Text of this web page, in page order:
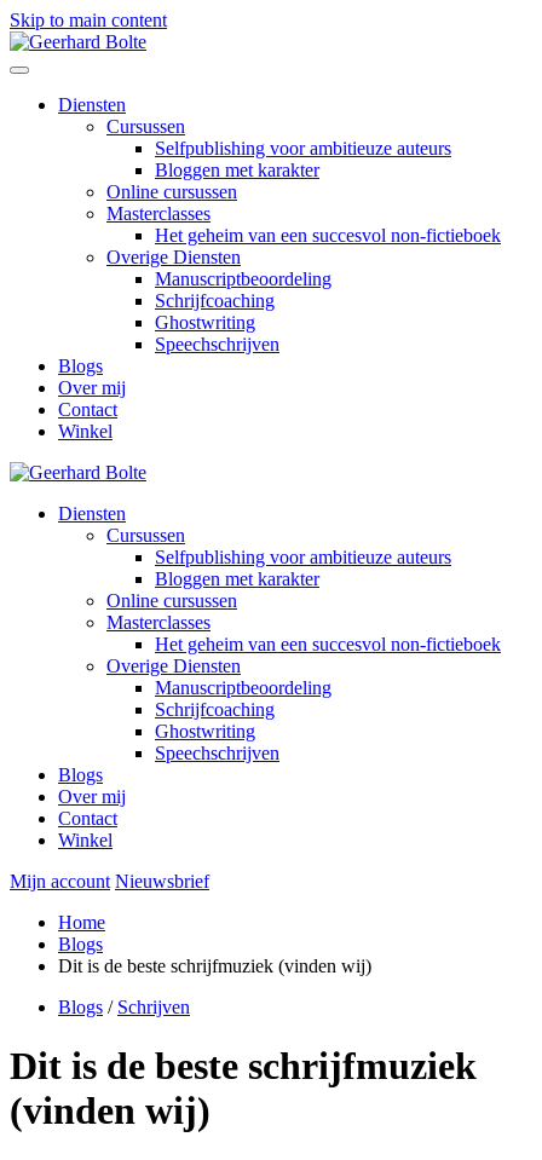
Skip to main content
Diensten
Cursussen
Selfpublishing voor ambitieuze auteurs
Bloggen met karakter
Online cursussen
Masterclasses
Het geheim van een succesvol non-fictieboek
Overige Diensten
Manuscriptbeoordeling
Schrijfcoaching
Ghostwriting
Speechschrijven
Blogs
Over mij
Contact
Winkel
Diensten
Cursussen
Selfpublishing voor ambitieuze auteurs
Bloggen met karakter
Online cursussen
Masterclasses
Het geheim van een succesvol non-fictieboek
Overige Diensten
Manuscriptbeoordeling
Schrijfcoaching
Ghostwriting
Speechschrijven
Blogs
Over mij
Contact
Winkel
Mijn account Nieuwsbrief
Home
Blogs
Dit is de beste schrijfmuziek (vinden wij)
Blogs / Schrijven
Dit is de beste schrijfmuziek
(vinden wij)